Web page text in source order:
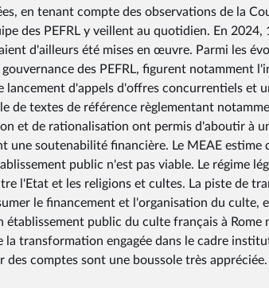
en tenant compte des observations de la
des PEFRL y veillent au quotidien. En
d'ailleurs été mises en œuvre. Parmi les
des PEFRL, figurent notamment
d'appels d'offres concurrentiels et
de textes de référence règlementant
et de rationalisation ont permis d'aboutir à
une soutenabilité financière. Le MEAE
public n'est pas viable. Le régime
l'Etat et les religions et cultes. La piste de
le financement et l'organisation du culte,
public du culte français à Rome
la transformation engagée dans le cadre
des comptes sont une boussole très appréciée.